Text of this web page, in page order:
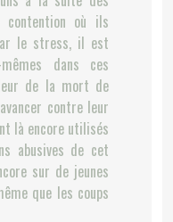
où ils
le stress, il est
dans ces
de la mort de
contre leur
là encore utilisés
abusives de cet
sur de jeunes
que les coups